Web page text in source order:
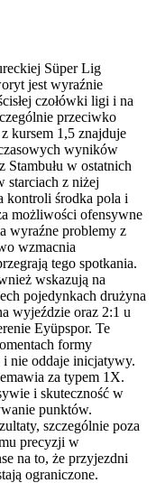
Süper Lig
jest wyraźnie
czołówki ligi i na
przeciwko
kursem 1,5 znajduje
wyników
Stambułu w ostatnich
starciach z niżej
kontroli środka pola i
możliwości ofensywne
wyraźne problemy z
wzmacnia
tego spotkania.
wskazują na
pojedynkach drużyna
wyjeździe oraz 2:1 u
Eyüpspor. Te
formy
nie oddaje inicjatywy.
za typem 1X.
i skuteczność w
punktów.
szczególnie poza
precyzji w
na to, że przyjezdni
ograniczone.